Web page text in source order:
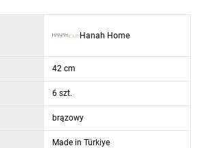
Hanah Home
42 cm
6 szt.
brązowy
Made in Türkiye